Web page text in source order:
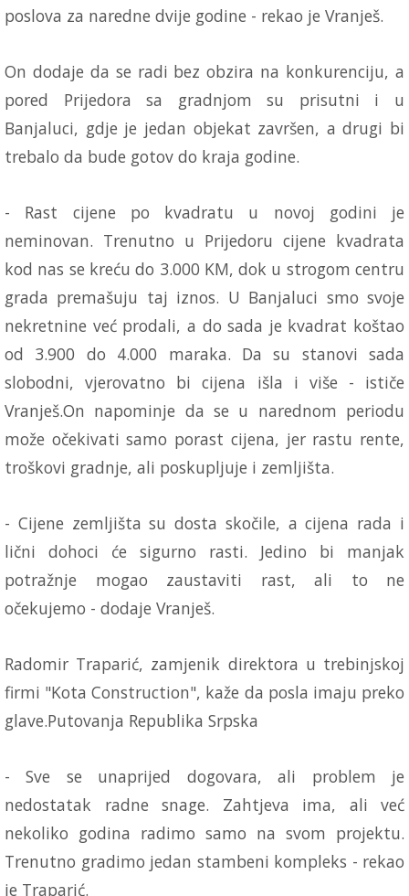
poslova za naredne dvije godine - rekao je Vranješ.
On dodaje da se radi bez obzira na konkurenciju, a
pored Prijedora sa gradnjom su prisutni i u
Banjaluci, gdje je jedan objekat završen, a drugi bi
trebalo da bude gotov do kraja godine.
- Rast cijene po kvadratu u novoj godini je
neminovan. Trenutno u Prijedoru cijene kvadrata
kod nas se kreću do 3.000 KM, dok u strogom centru
grada premašuju taj iznos. U Banjaluci smo svoje
nekretnine već prodali, a do sada je kvadrat koštao
od 3.900 do 4.000 maraka. Da su stanovi sada
slobodni, vjerovatno bi cijena išla i više - ističe
Vranješ.On napominje da se u narednom periodu
može očekivati samo porast cijena, jer rastu rente,
troškovi gradnje, ali poskupljuje i zemljišta.
- Cijene zemljišta su dosta skočile, a cijena rada i
lični dohoci će sigurno rasti. Jedino bi manjak
potražnje mogao zaustaviti rast, ali to ne
očekujemo - dodaje Vranješ.
Radomir Traparić, zamjenik direktora u trebinjskoj
firmi "Kota Construction", kaže da posla imaju preko
glave.Putovanja Republika Srpska
- Sve se unaprijed dogovara, ali problem je
nedostatak radne snage. Zahtjeva ima, ali već
nekoliko godina radimo samo na svom projektu.
Trenutno gradimo jedan stambeni kompleks - rekao
je Traparić.